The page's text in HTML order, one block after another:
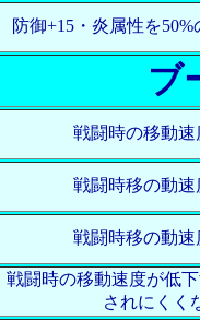
防御+15・炎属性を
ブ
戦闘時の移動速
戦闘時移の動速
戦闘時移の動速
戦闘時の移動速度が低
されにくく